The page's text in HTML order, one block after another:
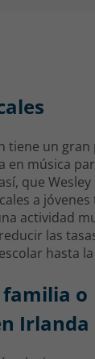
tiene un
en música
que Wesley
a
actividad
las
hasta
familia o
Irlanda